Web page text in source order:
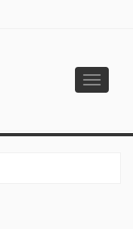
Toggle